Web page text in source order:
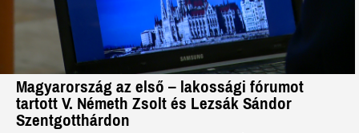
Magyarország az első – lakossági fórumot
tartott V. Németh Zsolt és Lezsák Sándor
Szentgotthárdon